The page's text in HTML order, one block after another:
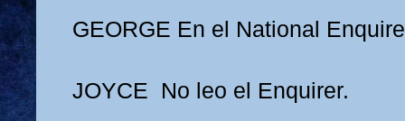
GEORGE En el National
JOYCE No leo el Enquirer.